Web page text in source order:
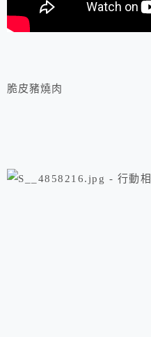
脆皮豬燒肉